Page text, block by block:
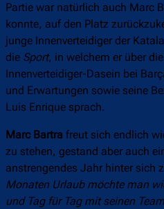
Partie war natürlich auch Marc
konnte, auf den Platz
junge Innenverteidiger der
die Sport, in welchem er über
Innenverteidiger-Dasein bei
und Erwartungen sowie seine
Luis Enrique sprach.
Marc Bartra freut sich endlich
zu stehen, gestand aber auch
anstrengendes Jahr hinter sich
Monaten Urlaub möchte man
und Tag für Tag mit seinen